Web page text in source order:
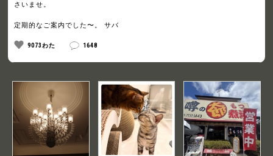
さいませ。
定期的なご案内でした〜。 サバ
9073わた 1648